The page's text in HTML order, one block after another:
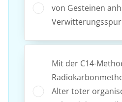
von Gesteinen
Mit der C14-
Alter toter